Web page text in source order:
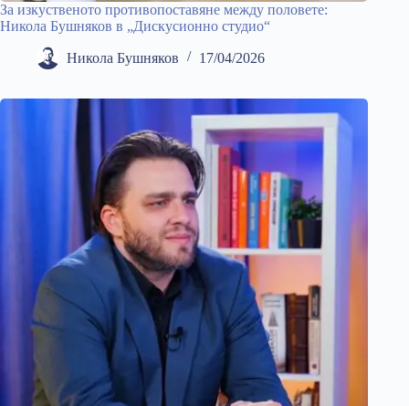
За изкуственото противопоставяне между половете:
Никола Бушняков в „Дискусионно студио“
Никола Бушняков 17/04/2026